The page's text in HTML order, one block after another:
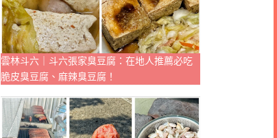
雲林斗六｜斗六張家臭豆腐：在地人推薦必吃
脆皮臭豆腐、麻辣臭豆腐！